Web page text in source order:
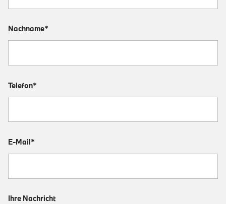
Nachname*
Telefon*
E-Mail*
Ihre Nachricht